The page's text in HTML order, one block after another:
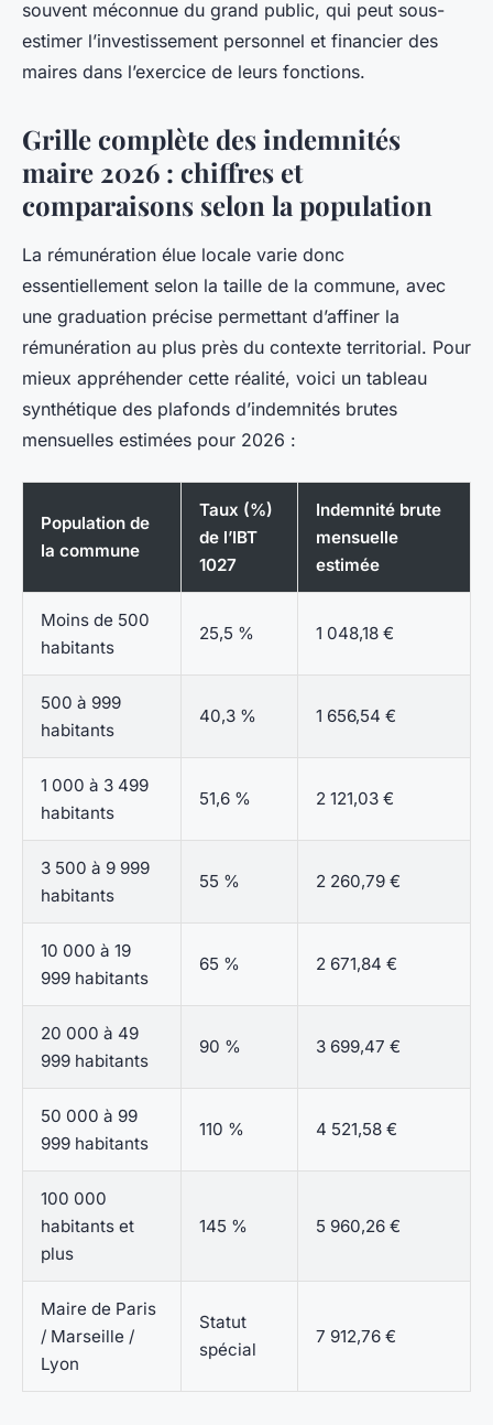
souvent méconnue du grand public, qui peut sous-
estimer l’investissement personnel et financier des
maires dans l’exercice de leurs fonctions.
Grille complète des indemnités
maire 2026 : chiffres et
comparaisons selon la population
La rémunération élue locale varie donc
essentiellement selon la taille de la commune, avec
une graduation précise permettant d’affiner la
rémunération au plus près du contexte territorial. Pour
mieux appréhender cette réalité, voici un tableau
synthétique des plafonds d’indemnités brutes
mensuelles estimées pour 2026 :
Population de
la commune
Taux (%)
de l’IBT
1027
Indemnité brute
mensuelle
estimée
Moins de 500
habitants
25,5 % 1 048,18 €
500 à 999
habitants
40,3 % 1 656,54 €
1 000 à 3 499
habitants
51,6 % 2 121,03 €
3 500 à 9 999
habitants
55 % 2 260,79 €
10 000 à 19
999 habitants
65 % 2 671,84 €
20 000 à 49
999 habitants
90 % 3 699,47 €
50 000 à 99
999 habitants
110 % 4 521,58 €
100 000
habitants et
plus
145 % 5 960,26 €
Maire de Paris
/ Marseille /
Lyon
Statut
spécial
7 912,76 €